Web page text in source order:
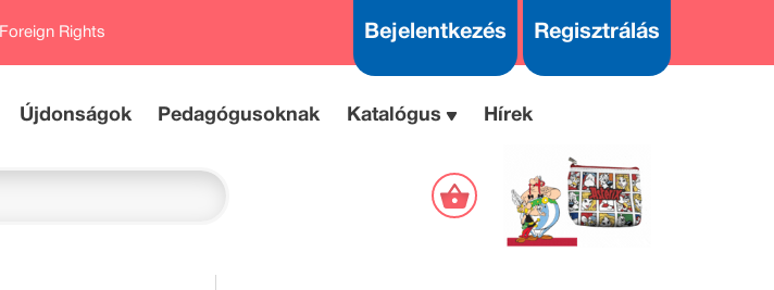
Foreign Rights Bejelentkezés Regisztrálás
Újdonságok Pedagógusoknak Katalógus Hírek